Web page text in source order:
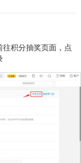
往积分抽奖页面，点